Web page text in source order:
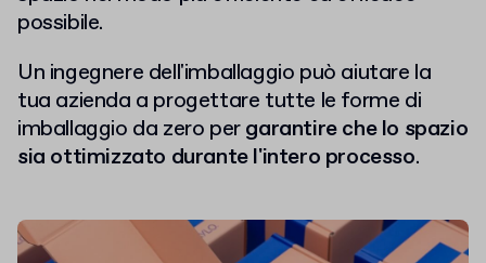
possibile.
Un ingegnere dell'imballaggio può aiutare la
tua azienda a progettare tutte le forme di
imballaggio da zero pergarantire che lo spazio
sia ottimizzato durante l'intero processo.